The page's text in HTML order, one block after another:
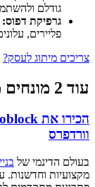
גודלם
גרפיקת דפוס:
פליירים,
צריכים מיתוג לעסק?
עוד 2 מונחים מהתחום הזה
וורדפרס
בעולם הדינמי של
מקצועיות וחדשנות.